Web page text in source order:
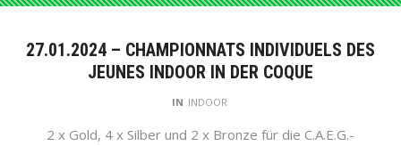
27.01.2024 – CHAMPIONNATS INDIVIDUELS DES
JEUNES INDOOR IN DER COQUE
IN INDOOR
2 x Gold, 4 x Silber und 2 x Bronze für die C.A.E.G.-